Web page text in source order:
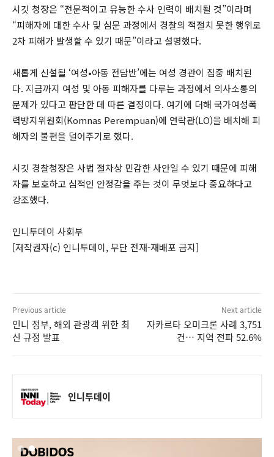
시깃 청장은 “전문적이고 유능한 수사 인력이 배치될 것”이라며
“피해자에 대한 수사 및 심문 과정에서 경찰의 적절치 못한 행위로
2차 피해가 발생할 수 있기 때문”이라고 설명했다.
새롭게 신설될 ‘여성•아동 전담반’에는 여성 경관이 집중 배치된
다. 지금까지 여성 및 아동 피해자를 다루는 과정에서 의사소통의
문제가 있다고 판단한 데 따른 결정이다. 여기에 더해 국가여성폭
력방지위원회(Komnas Perempuan)에 연락관(LO)을 배치해 피
해자의 불편을 덜어주기로 했다.
시깃 경찰청장은 사법 절차상 민감한 사안일 수 있기 때문에 피해
자를 보호하고 심적인 안정감을 주는 것이 무엇보다 중요하다고
강조했다.
인니투데이 사회부
[저작권자(c) 인니투데이, 무단 전재-재배포 금지]
Previous article
인니 정부, 해외 관광객 위한 최
신 규정 발표
Next article
자카르타 오미크론 사례 3,751
건… 지역 전파 52.6%
인니투데이